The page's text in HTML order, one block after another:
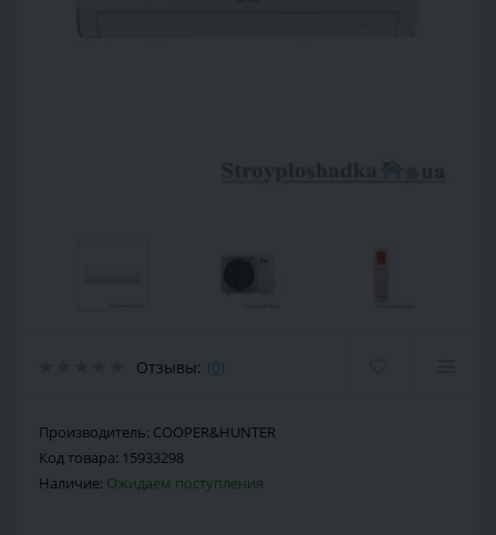
Отзывы: (0)
Производитель: COOPER&HUNTER
Код товара: 15933298
Наличие: Ожидаем поступления